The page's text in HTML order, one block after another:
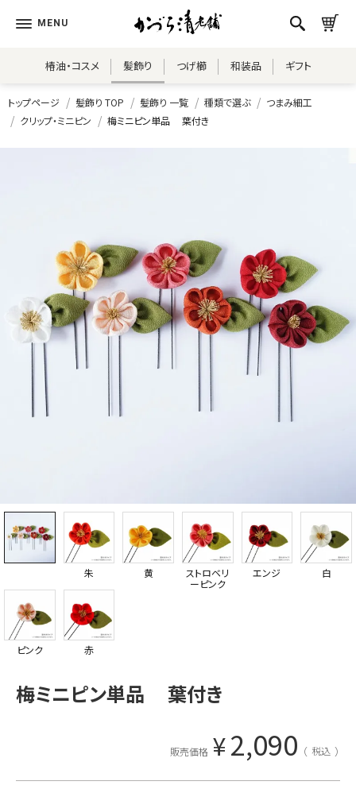
椿油・コスメ 髪飾り つげ櫛 和装品 ギフト
トップページ 髪飾り TOP 髪飾り 一覧 種類で選ぶ
つまみ細工
クリップ・ミニピン
梅ミニピン単品 葉付き
朱 黄
ストロベリ
ーピンク
エンジ 白
ピンク 赤
梅ミニピン単品 葉付き
販売価格 ¥2,090 税込